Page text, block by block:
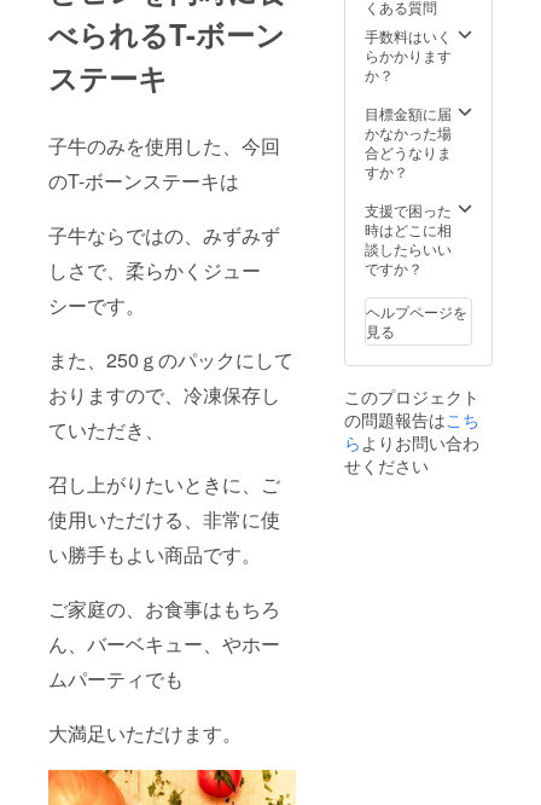
べられるT-ボーン
ステーキ
子牛のみを使用した、今回
のT-ボーンステーキは
子牛ならではの、みずみず
しさで、柔らかくジュー
シーです。
また、250ｇのパックにして
おりますので、冷凍保存し
ていただき、
召し上がりたいときに、ご
使用いただける、非常に使
い勝手もよい商品です。
ご家庭の、お食事はもちろ
ん、バーベキュー、やホー
ムパーティでも
大満足いただけます。
くある質問
手数料はいく
らかかります
か？
目標金額に届
かなかった場
合どうなりま
すか？
支援で困った
時はどこに相
談したらいい
ですか？
ヘルプページを
見る
このプロジェクト
の問題報告はこち
ら よりお問い合わ
せください